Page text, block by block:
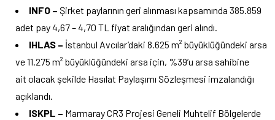
INFO – Şirket paylarının geri alınması kapsamında 385.859
adet pay 4,67 – 4,70 TL fiyat aralığından geri alındı.
IHLAS – İstanbul Avcılar’daki 8.625 m² büyüklüğündeki arsa
ve 11.275 m² büyüklüğündeki arsa için, %39’u arsa sahibine
ait olacak şekilde Hasılat Paylaşımı Sözleşmesi imzalandığı
açıklandı.
ISKPL – Marmaray CR3 Projesi Geneli Muhtelif Bölgelerde